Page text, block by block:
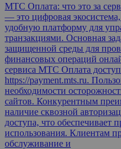
МТС Оплата: что это за
— это цифровая
удобную платформу для
транзакциями. Основная
защищенной среды для
финансовых операций
сервиса МТС Оплата
https://payment.mts.ru.
необходимости
сайтов. Конкурентным
наличие сквозной
доступа, что обеспечивает
использования. Клиентам
обслуживание и